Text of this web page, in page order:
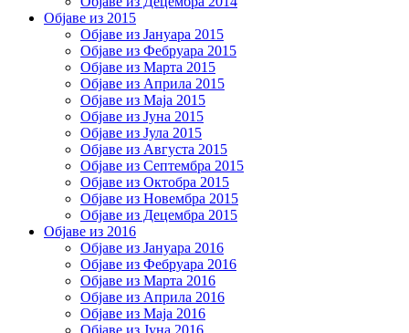
Објаве из 2015
Објаве из Јануара 2015
Објаве из Фебруара 2015
Објаве из Марта 2015
Објаве из Априла 2015
Објаве из Маја 2015
Објаве из Јуна 2015
Објаве из Јула 2015
Објаве из Августа 2015
Објаве из Септембра 2015
Објаве из Октобра 2015
Објаве из Новембра 2015
Објаве из Децембра 2015
Објаве из 2016
Објаве из Јануара 2016
Објаве из Фебруара 2016
Објаве из Марта 2016
Објаве из Априла 2016
Објаве из Маја 2016